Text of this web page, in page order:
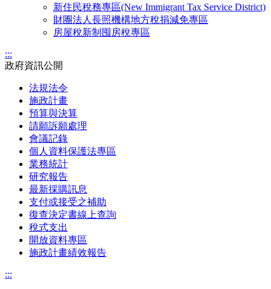
新住民稅務專區(New Immigrant Tax Service District)
財團法人長照機構地方稅捐減免專區
房屋稅新制囤房稅專區
:::
政府資訊公開
法規法令
施政計畫
預算與決算
請願訴願處理
會議記錄
個人資料保護法專區
業務統計
研究報告
最新採購訊息
支付或接受之補助
復查決定書線上查詢
稅式支出
開放資料專區
施政計畫績效報告
:::